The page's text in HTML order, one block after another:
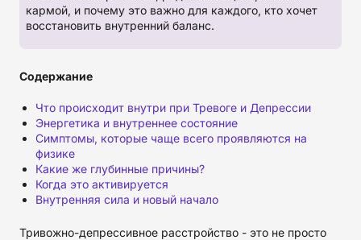
кармой, и почему это важно для каждого, кто хочет
восстановить внутренний баланс.
Содержание
Что происходит внутри при Тревоге и Депрессии
Энергетика и внутреннее состояние
Симптомы, которые чаще всего проявляются на
физике
Какие же глубинные причины?
Когда это активируется
Внутренняя сила и новый начало
Тривожно-депрессивное расстройство - это не просто